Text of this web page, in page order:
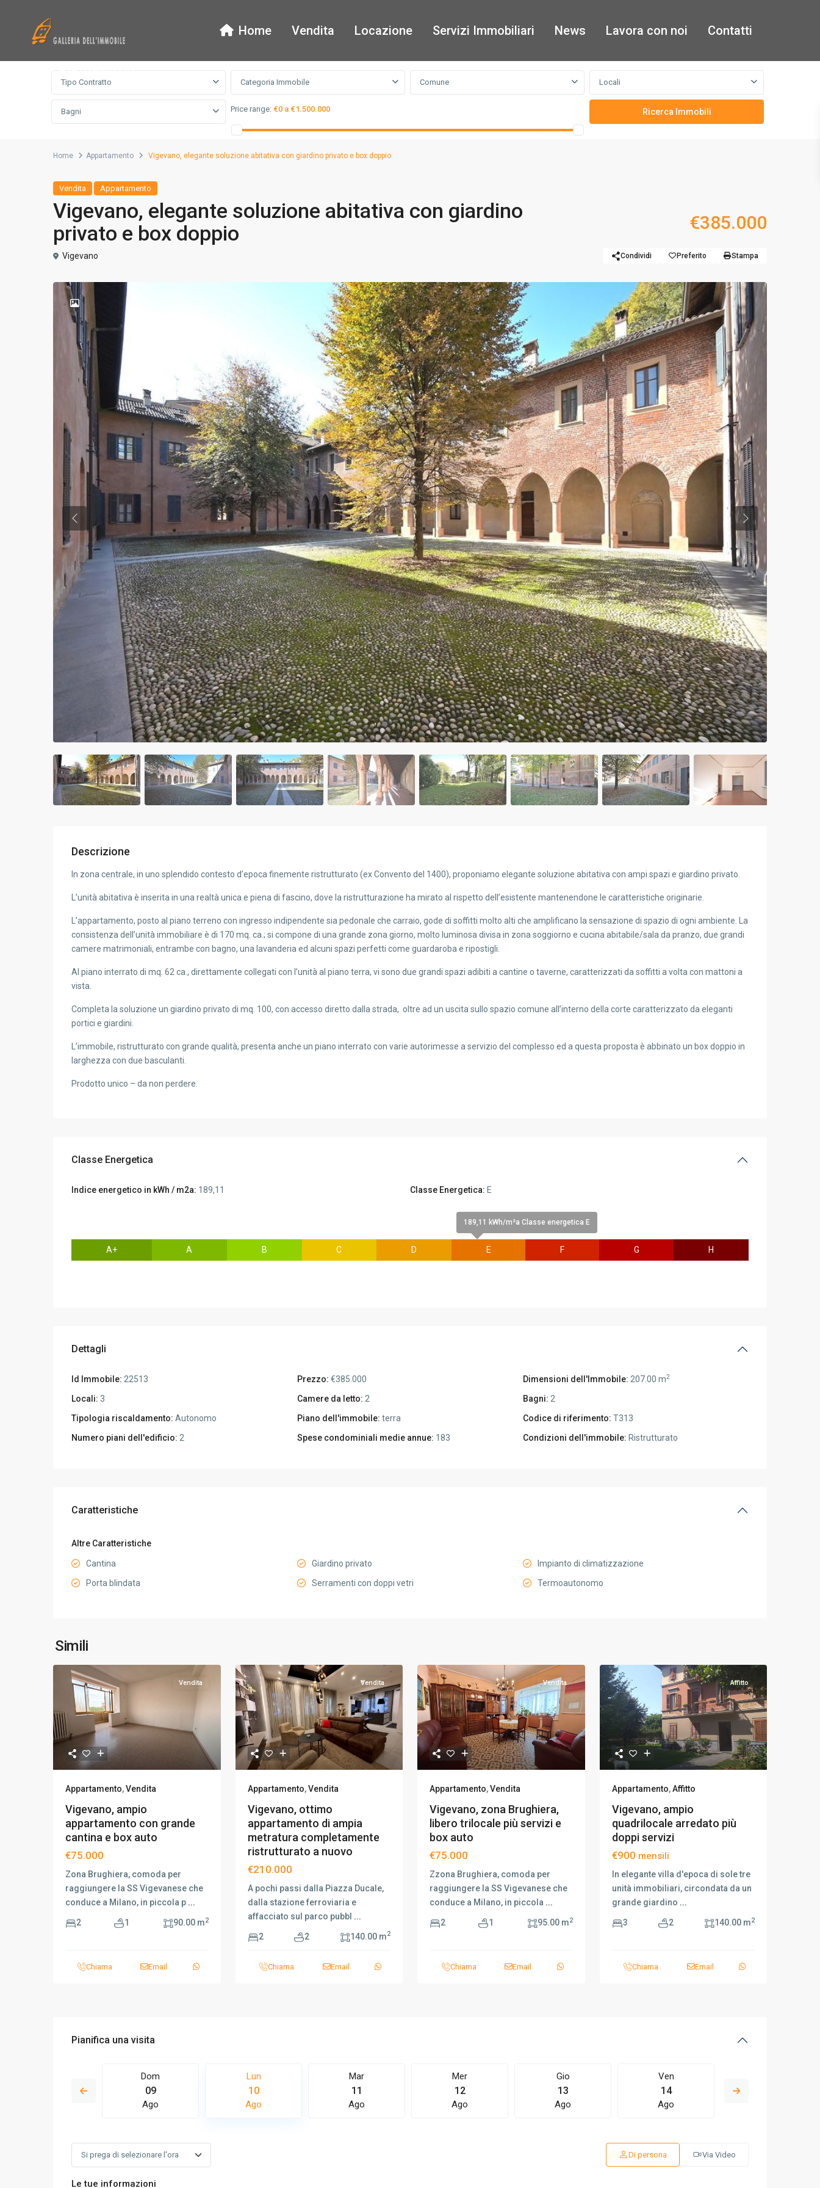
Home Vendita Locazione Servizi Immobiliari News Lavora con noi Contatti
tel. +39 029462215
Tipo Contratto Categoria Immobile Comune Locali
Bagni Price range: €0 a €1.500.000
Home Appartamento Vigevano, elegante soluzione abitativa con giardino privato e box doppio
Vendita Appartamento
Vigevano, elegante soluzione abitativa con giardino
privato e box doppio
€385.000
Vigevano Condividi Preferito Stampa
Previous Previous
Descrizione
In zona centrale, in uno splendido contesto d’epoca finemente ristrutturato (ex Convento del 1400), proponiamo elegante soluzione abitativa con ampi spazi e giardino privato.
L’unità abitativa è inserita in una realtà unica e piena di fascino, dove la ristrutturazione ha mirato al rispetto dell’esistente mantenendone le caratteristiche originarie.
L’appartamento, posto al piano terreno con ingresso indipendente sia pedonale che carraio, gode di soffitti molto alti che amplificano la sensazione di spazio di ogni ambiente. La
consistenza dell’unità immobiliare è di 170 mq. ca.; si compone di una grande zona giorno, molto luminosa divisa in zona soggiorno e cucina abitabile/sala da pranzo, due grandi
camere matrimoniali, entrambe con bagno, una lavanderia ed alcuni spazi perfetti come guardaroba e ripostigli.
Al piano interrato di mq. 62 ca., direttamente collegati con l’unità al piano terra, vi sono due grandi spazi adibiti a cantine o taverne, caratterizzati da soffitti a volta con mattoni a
vista.
Completa la soluzione un giardino privato di mq. 100, con accesso diretto dalla strada, oltre ad un uscita sullo spazio comune all’interno della corte caratterizzato da eleganti
portici e giardini.
L’immobile, ristrutturato con grande qualità, presenta anche un piano interrato con varie autorimesse a servizio del complesso ed a questa proposta è abbinato un box doppio in
larghezza con due basculanti.
Prodotto unico – da non perdere.
Classe Energetica
Indice energetico in kWh / m2a: 189,11 Classe Energetica: E
A+ A B C D
189,11 kWh/m²a Classe energetica E
E F G H
Dettagli
Id Immobile: 22513 Prezzo: €385.000 Dimensioni dell'Immobile: 207.00 m2
Locali: 3 Camere da letto: 2 Bagni: 2
Tipologia riscaldamento: Autonomo Piano dell'immobile: terra Codice di riferimento: T313
Numero piani dell'edificio: 2 Spese condominiali medie annue: 183 Condizioni dell'immobile: Ristrutturato
Caratteristiche
Altre Caratteristiche
Cantina Giardino privato
Impianto di climatizzazione
Porta blindata
Serramenti con doppi vetri Termoautonomo
Simili
Vendita
Appartamento,Vendita
Vigevano, ampio
appartamento con grande
cantina e box auto
€75.000
Zona Brughiera, comoda per
raggiungere la SS Vigevanese che
conduce a Milano, in piccola p ...
2 1 90.00 m2
Chiama Email
Vendita
Appartamento,Vendita
Vigevano, ottimo
appartamento di ampia
metratura completamente
ristrutturato a nuovo
€210.000
A pochi passi dalla Piazza Ducale,
dalla stazione ferroviaria e
affacciato sul parco pubbl ...
2 2 140.00 m2
Chiama Email
Vendita
Appartamento,Vendita
Vigevano, zona Brughiera,
libero trilocale più servizi e
box auto
€75.000
Zzona Brughiera, comoda per
raggiungere la SS Vigevanese che
conduce a Milano, in piccola ...
2 1 95.00 m2
Chiama Email
Affitto
Appartamento,Affitto
Vigevano, ampio
quadrilocale arredato più
doppi servizi
€900 mensili
In elegante villa d'epoca di sole tre
unità immobiliari, circondata da un
grande giardino ...
3 2 140.00 m2
Chiama Email
Pianifica una visita
Dom
09
Ago
Lun
10
Ago
Mar
11
Ago
Mer
12
Ago
Gio
13
Ago
Ven
14
Ago
Di persona Via Video
Le tue informazioni